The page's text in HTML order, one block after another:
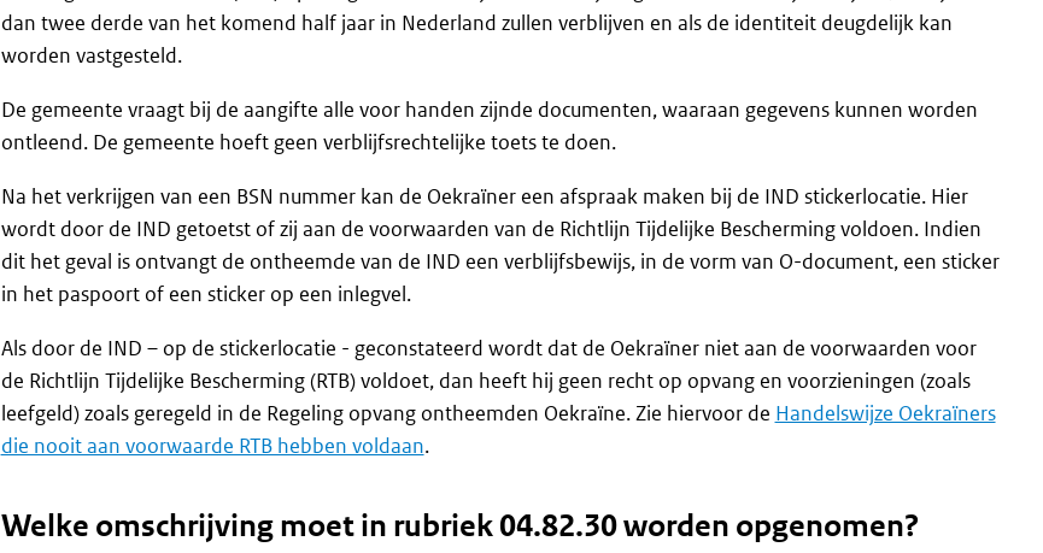
dan twee derde van het komend half jaar in Nederland zullen verblijven en als de identiteit deugdelijk kan
worden vastgesteld.
De gemeente vraagt bij de aangifte alle voor handen zijnde documenten, waaraan gegevens kunnen worden
ontleend. De gemeente hoeft geen verblijfsrechtelijke toets te doen.
Na het verkrijgen van een BSN nummer kan de Oekraïner een afspraak maken bij de IND stickerlocatie. Hier
wordt door de IND getoetst of zij aan de voorwaarden van de Richtlijn Tijdelijke Bescherming voldoen. Indien
dit het geval is ontvangt de ontheemde van de IND een verblijfsbewijs, in de vorm van O-document, een sticker
in het paspoort of een sticker op een inlegvel.
Als door de IND – op de stickerlocatie - geconstateerd wordt dat de Oekraïner niet aan de voorwaarden voor
de Richtlijn Tijdelijke Bescherming (RTB) voldoet, dan heeft hij geen recht op opvang en voorzieningen (zoals
leefgeld) zoals geregeld in de Regeling opvang ontheemden Oekraïne. Zie hiervoor de Handelswijze Oekraïners
die nooit aan voorwaarde RTB hebben voldaan.
Welke omschrijving moet in rubriek 04.82.30 worden opgenomen?